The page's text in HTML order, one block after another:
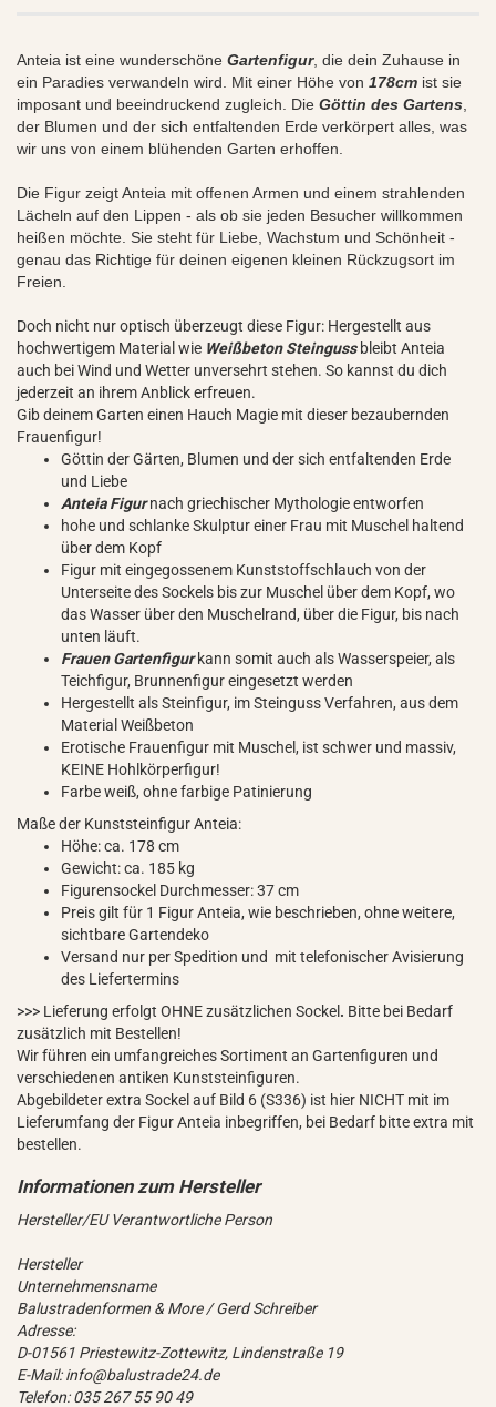
Anteia ist eine wunderschöne Gartenfigur, die dein Zuhause in
ein Paradies verwandeln wird. Mit einer Höhe von 178cm ist sie
imposant und beeindruckend zugleich. Die Göttin des Gartens
der Blumen und der sich entfaltenden Erde verkörpert alles, was
wir uns von einem blühenden Garten erhoffen.
Die Figur zeigt Anteia mit offenen Armen und einem strahlenden
Lächeln auf den Lippen - als ob sie jeden Besucher willkommen
heißen möchte. Sie steht für Liebe, Wachstum und Schönheit -
genau das Richtige für deinen eigenen kleinen Rückzugsort im
Freien.
Doch nicht nur optisch überzeugt diese Figur: Hergestellt aus
hochwertigem Material wie Weißbeton Steingussbleibt Anteia
auch bei Wind und Wetter unversehrt stehen. So kannst du dich
jederzeit an ihrem Anblick erfreuen.
Gib deinem Garten einen Hauch Magie mit dieser bezaubernden
Frauenfigur!
Göttin der Gärten, Blumen und der sich entfaltenden Erde
und Liebe
Anteia Figurnach griechischer Mythologie entworfen
hohe und schlanke Skulptur einer Frau mit Muschel haltend
über dem Kopf
Figur mit eingegossenem Kunststoffschlauch von der
Unterseite des Sockels bis zur Muschel über dem Kopf, wo
das Wasser über den Muschelrand, über die Figur, bis nach
unten läuft.
Frauen Gartenfigurkann somit auch als Wasserspeier, als
Teichfigur, Brunnenfigur eingesetzt werden
Hergestellt als Steinfigur, im Steinguss Verfahren, aus dem
Material Weißbeton
Erotische Frauenfigur mit Muschel, ist schwer und massiv,
KEINE Hohlkörperfigur!
Farbe weiß, ohne farbige Patinierung
Maße der Kunststeinfigur Anteia:
Höhe: ca. 178 cm
Gewicht: ca. 185 kg
Figurensockel Durchmesser: 37 cm
Preis gilt für 1 Figur Anteia, wie beschrieben, ohne weitere,
sichtbare Gartendeko
Versand nur per Spedition und mit telefonischer Avisierung
des Liefertermins
>>> Lieferung erfolgt OHNE zusätzlichen Sockel . Bitte bei Bedarf
zusätzlich mit Bestellen!
Wir führen ein umfangreiches Sortiment an Gartenfiguren und
verschiedenen antiken Kunststeinfiguren.
Abgebildeter extra Sockel auf Bild 6 (S336) ist hier NICHT mit im
Lieferumfang der Figur Anteia inbegriffen, bei Bedarf bitte extra mit
bestellen.
Hersteller/EU Verantwortliche Person
Hersteller
Unternehmensname
Balustradenformen & More / Gerd Schreiber
Adresse:
D-01561 Priestewitz-Zottewitz, Lindenstraße 19
E-Mail: info@balustrade24.de
Telefon: 035 267 55 90 49